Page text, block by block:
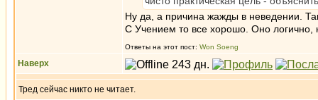
Ну да, а причина жажды в неведении.
С Учением то все хорошо. Оно логично,
Ответы на этот пост: Won Soeng
Наверх
Тред сейчас никто не читает.